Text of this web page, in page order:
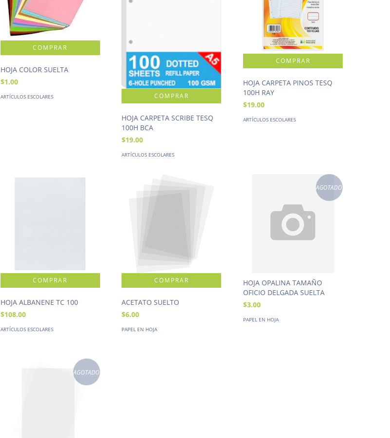
HOJA COLOR SUELTA
$1.00
ARTÍCULOS ESCOLARES
HOJA CARPETA SCRIBE TESQ
100H BCA
$19.00
ARTÍCULOS ESCOLARES
HOJA CARPETA PINOS TESQ
100H RAY
$19.00
ARTÍCULOS ESCOLARES
HOJA ALBANENE TC 100
$108.00
ARTÍCULOS ESCOLARES
ACETATO SUELTO
$6.00
PAPEL EN HOJA
AGOTADO
HOJA OPALINA TAMAÑO
OFICIO DELGADA SUELTA
$3.00
PAPEL EN HOJA
AGOTADO